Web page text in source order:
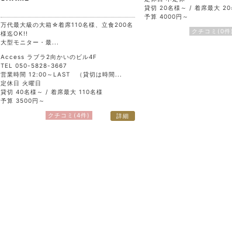
万代最大級の大箱☆着席110名様、立食200名
様迄OK!!
大型モニター・最...
Access ラブラ2向かいのビル4F
TEL 050-5828-3667
営業時間 12:00～LAST （貸切は時間...
定休日 火曜日
貸切 40名様～ / 着席最大 110名様
予算 3500円～
クチコミ(4件) 詳細
貸切 20名様～ / 着席最大 20
予算 4000円～
クチコミ(0件)